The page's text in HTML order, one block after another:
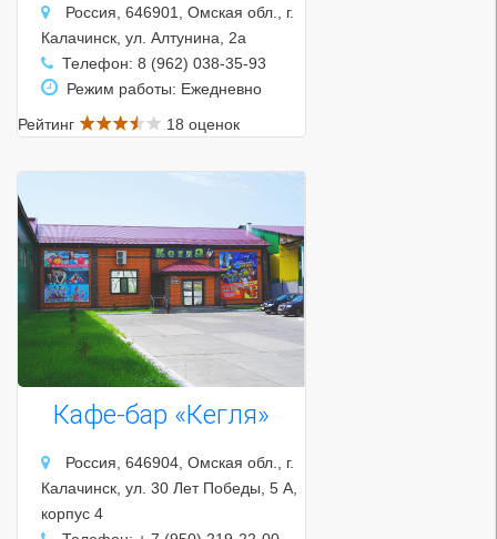
Россия, 646901, Омская обл., г.
Калачинск, ул. Алтунина, 2а
Телефон: 8 (962) 038-35-93
Режим работы: Ежедневно
Рейтинг
18 оценок
Кафе-бар «Кегля»
Россия, 646904, Омская обл., г.
Калачинск, ул. 30 Лет Победы, 5 А,
корпус 4